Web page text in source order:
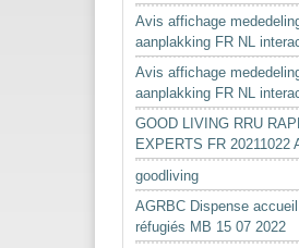
Avis affichage
aanplakking FR NL
Avis affichage
aanplakking FR NL
GOOD LIVING RRU
EXPERTS FR 20211022
goodliving
AGRBC Dispense
réfugiés MB 15 07 2022